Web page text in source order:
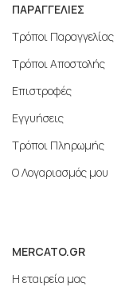
ΠΑΡΑΓΓΕΛΙΕΣ
Τρόποι Παραγγελίας
Τρόποι Αποστολής
Επιστροφές
Εγγυήσεις
Τρόποι Πληρωμής
Ο Λογαριασμός μου
MERCATO.GR
Η εταιρεία μας